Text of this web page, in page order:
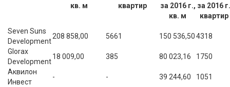
кв. м
квартир
за 2016 г.,
кв. м
за 2016
квартир
Seven Suns
Development
208 858,00 5661 150 536,504318
Glorax
Development
18 009,00 385 80 023,16
1750
Аквилон
Инвест
- - 39 244,60
1051